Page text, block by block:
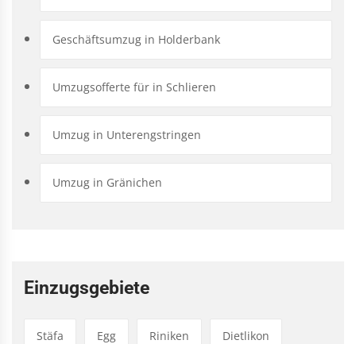
Geschäftsumzug in Holderbank
Umzugsofferte für in Schlieren
Umzug in Unterengstringen
Umzug in Gränichen
Einzugsgebiete
Stäfa Egg Riniken Dietlikon